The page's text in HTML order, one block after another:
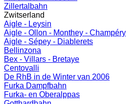
Zillertalbahn
Zwitserland
Aigle - Leysin
Aigle - Ollon - Monthey - Champéry
Aigle - Sépey - Diablerets
Bellinzona
Bex - Villars - Bretaye
Centovalli
De RhB in de Winter van 2006
Furka Dampfbahn
Furka- en Oberalppas